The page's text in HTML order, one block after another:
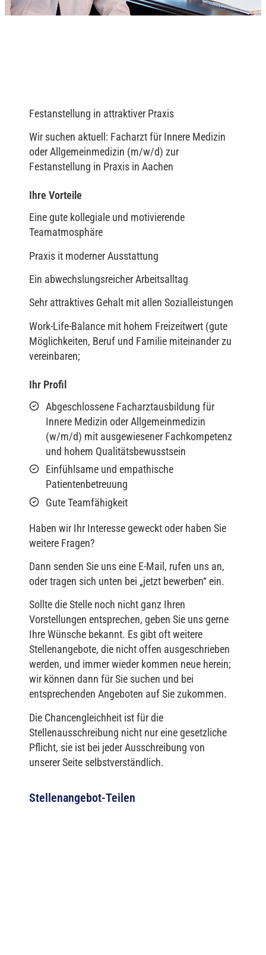
Festanstellung in attraktiver Praxis
Wir suchen aktuell: Facharzt für Innere Medizin
oder Allgemeinmedizin (m/w/d) zur
Festanstellung in Praxis in Aachen
Ihre Vorteile
Eine gute kollegiale und motivierende
Teamatmosphäre
Praxis it moderner Ausstattung
Ein abwechslungsreicher Arbeitsalltag
Sehr attraktives Gehalt mit allen Sozialleistungen
Work-Life-Balance mit hohem Freizeitwert (gute
Möglichkeiten, Beruf und Familie miteinander zu
vereinbaren;
Ihr Profil
Abgeschlossene Facharztausbildung für
Innere Medizin oder Allgemeinmedizin
(w/m/d) mit ausgewiesener Fachkompetenz
und hohem Qualitätsbewusstsein
Einfühlsame und empathische
Patientenbetreuung
Gute Teamfähigkeit
Haben wir Ihr Interesse geweckt oder haben Sie
weitere Fragen?
Dann senden Sie uns eine E-Mail, rufen uns an,
oder tragen sich unten bei „jetzt bewerben“ ein.
Sollte die Stelle noch nicht ganz Ihren
Vorstellungen entsprechen, geben Sie uns gerne
Ihre Wünsche bekannt. Es gibt oft weitere
Stellenangebote, die nicht offen ausgeschrieben
werden, und immer wieder kommen neue herein;
wir können dann für Sie suchen und bei
entsprechenden Angeboten auf Sie zukommen.
Die Chancengleichheit ist für die
Stellenausschreibung nicht nur eine gesetzliche
Pflicht, sie ist bei jeder Ausschreibung von
unserer Seite selbstverständlich.
Stellenangebot-Teilen